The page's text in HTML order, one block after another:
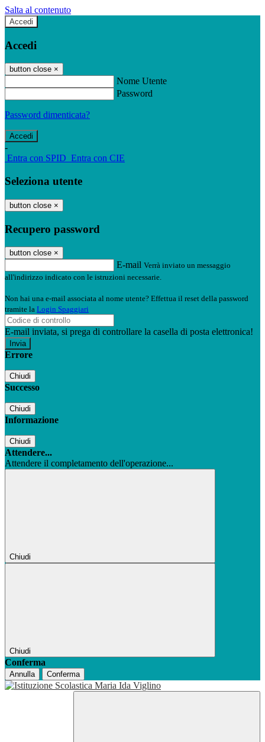
Salta al contenuto
Accedi
Accedi
button close ×
Nome Utente
Password
Password dimenticata?
-
Entra con SPID Entra con CIE
Seleziona utente
button close ×
Recupero password
button close ×
E-mail Verrà inviato un messaggio
all'indirizzo indicato con le istruzioni necessarie.
Non hai una e-mail associata al nome utente? Effettua il reset della password
tramite la Login Spaggiari
E-mail inviata, si prega di controllare la casella di posta elettronica!
Errore
Chiudi
Successo
Chiudi
Informazione
Chiudi
Attendere...
Attendere il completamento dell'operazione...
Chiudi
Chiudi
Conferma
Annulla Conferma